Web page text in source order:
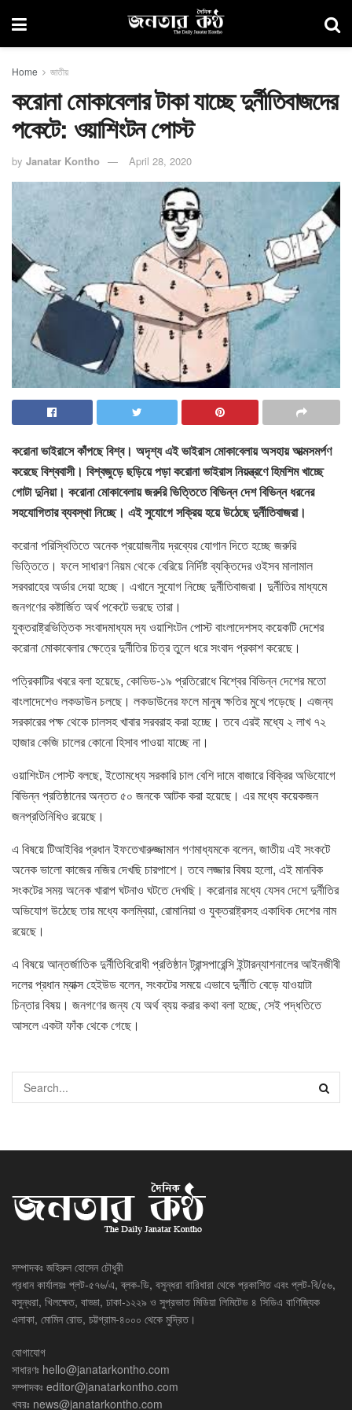
Home জাতীয়
করোনা মোকাবেলার টাকা যাচ্ছে দুর্নীতিবাজদের
পকেটে: ওয়াশিংটন পোস্ট
by Janatar Kontho April 28, 2020
করোনা ভাইরাসে কাঁপছে বিশ্ব। অদৃশ্য এই ভাইরাস মোকাবেলায় অসহায় আত্মসমর্পণ
করেছে বিশ্ববাসী। বিশ্বজুড়ে ছড়িয়ে পড়া করোনা ভাইরাস নিয়ন্ত্রণে হিমশিম খাচ্ছে
গোটা দুনিয়া। করোনা মোকাবেলায় জরুরি ভিত্তিতে বিভিন্ন দেশ বিভিন্ন ধরনের
সহযোগিতার ব্যবস্থা নিচ্ছে। এই সুযোগে সক্রিয় হয়ে উঠেছে দুর্নীতিবাজরা।
করোনা পরিস্থিতিতে অনেক প্রয়োজনীয় দ্রব্যের যোগান দিতে হচ্ছে জরুরি
ভিত্তিতে। ফলে সাধারণ নিয়ম থেকে বেরিয়ে নির্দিষ্ট ব্যক্তিদের ওইসব মালামাল
সরবরাহের অর্ডার দেয়া হচ্ছে। এখানে সুযোগ নিচ্ছে দুর্নীতিবাজরা। দুর্নীতির মাধ্যমে
জনগণের কষ্টার্জিত অর্থ পকেটে ভরছে তারা।
যুক্তরাষ্ট্রভিত্তিক সংবাদমাধ্যম দ্য ওয়াশিংটন পোস্ট বাংলাদেশসহ কয়েকটি দেশের
করোনা মোকাবেলার ক্ষেত্রে দুর্নীতির চিত্র তুলে ধরে সংবাদ প্রকাশ করেছে।
পত্রিকাটির খবরে বলা হয়েছে, কোভিড-১৯ প্রতিরোধে বিশ্বের বিভিন্ন দেশের মতো
বাংলাদেশেও লকডাউন চলছে। লকডাউনের ফলে মানুষ ক্ষতির মুখে পড়েছে। এজন্য
সরকারের পক্ষ থেকে চালসহ খাবার সরবরাহ করা হচ্ছে। তবে এরই মধ্যে ২ লাখ ৭২
হাজার কেজি চালের কোনো হিসাব পাওয়া যাচ্ছে না।
ওয়াশিংটন পোস্ট বলছে, ইতোমধ্যে সরকারি চাল বেশি দামে বাজারে বিক্রির অভিযোগে
বিভিন্ন প্রতিষ্ঠানের অন্তত ৫০ জনকে আটক করা হয়েছে। এর মধ্যে কয়েকজন
জনপ্রতিনিধিও রয়েছে।
এ বিষয়ে টিআইবির প্রধান ইফতেখারুজ্জামান গণমাধ্যমকে বলেন, জাতীয় এই সংকটে
অনেক ভালো কাজের নজির দেখছি চারপাশে। তবে লজ্জার বিষয় হলো, এই মানবিক
সংকটের সময় অনেক খারাপ ঘটনাও ঘটতে দেখছি। করোনার মধ্যে যেসব দেশে দুর্নীতির
অভিযোগ উঠেছে তার মধ্যে কলম্বিয়া, রোমানিয়া ও যুক্তরাষ্ট্রসহ একাধিক দেশের নাম
রয়েছে।
এ বিষয়ে আন্তর্জাতিক দুর্নীতিবিরোধী প্রতিষ্ঠান ট্রান্সপারেন্সি ইন্টারন্যাশনালের আইনজীবী
দলের প্রধান ম্যাক্স হেইউড বলেন, সংকটের সময়ে এভাবে দুর্নীতি বেড়ে যাওয়াটা
চিন্তার বিষয়। জনগণের জন্য যে অর্থ ব্যয় করার কথা বলা হচ্ছে, সেই পদ্ধতিতে
আসলে একটা ফাঁক থেকে গেছে।
সম্পাদকঃ জহিরুল হোসেন চৌধুরী
প্রধান কার্যালয়ঃ প্লট-৫৭৬/এ, ব্লক-ডি, বসুন্ধরা বারিধারা থেকে প্রকাশিত এবং প্লট-বি/৫৬,
বসুন্ধরা, খিলক্ষেত, বাড্ডা, ঢাকা-১২২৯ ও সুপ্রভাত মিডিয়া লিমিটেড ৪ সিডিএ বাণিজ্যিক
এলাকা, মোমিন রোড, চট্টগ্রাম-৪০০০ থেকে মুদ্রিত।
যোগাযোগ
সাধারণঃ hello@janatarkontho.com
সম্পাদকঃ editor@janatarkontho.com
খবরঃ news@janatarkontho.com